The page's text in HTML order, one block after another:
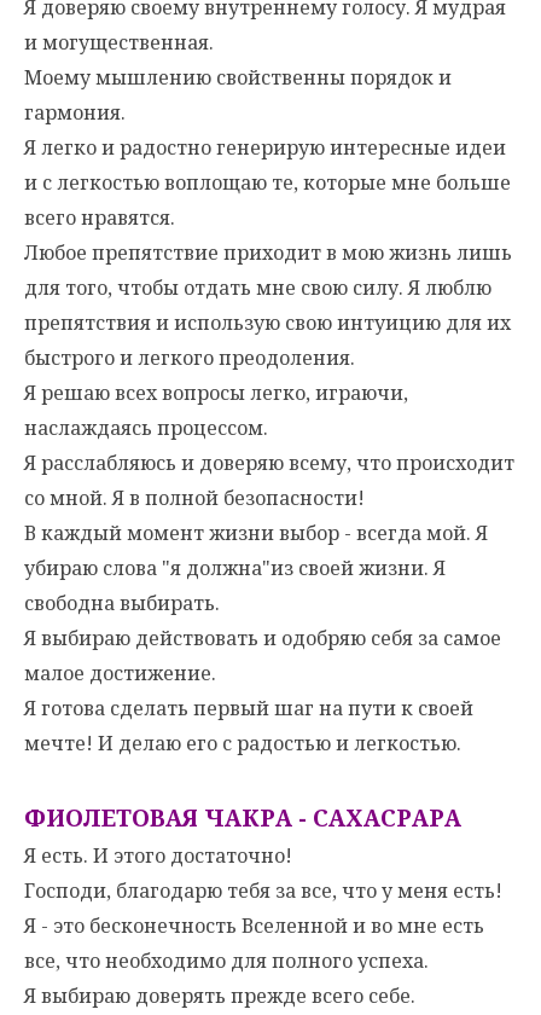
Я доверяю своему внутреннему голосу. Я мудрая
и могущественная.
Моему мышлению свойственны порядок и
гармония.
Я легко и радостно генерирую интересные идеи
и с легкостью воплощаю те, которые мне больше
всего нравятся.
Любое препятствие приходит в мою жизнь лишь
для того, чтобы отдать мне свою силу. Я люблю
препятствия и использую свою интуицию для их
быстрого и легкого преодоления.
Я решаю всех вопросы легко, играючи,
наслаждаясь процессом.
Я расслабляюсь и доверяю всему, что происходит
со мной. Я в полной безопасности!
В каждый момент жизни выбор - всегда мой. Я
убираю слова "я должна"из своей жизни. Я
свободна выбирать.
Я выбираю действовать и одобряю себя за самое
малое достижение.
Я готова сделать первый шаг на пути к своей
мечте! И делаю его с радостью и легкостью.
ФИОЛЕТОВАЯ ЧАКРА - САХАСРАРА
Я есть. И этого достаточно!
Господи, благодарю тебя за все, что у меня есть!
Я - это бесконечность Вселенной и во мне есть
все, что необходимо для полного успеха.
Я выбираю доверять прежде всего себе.